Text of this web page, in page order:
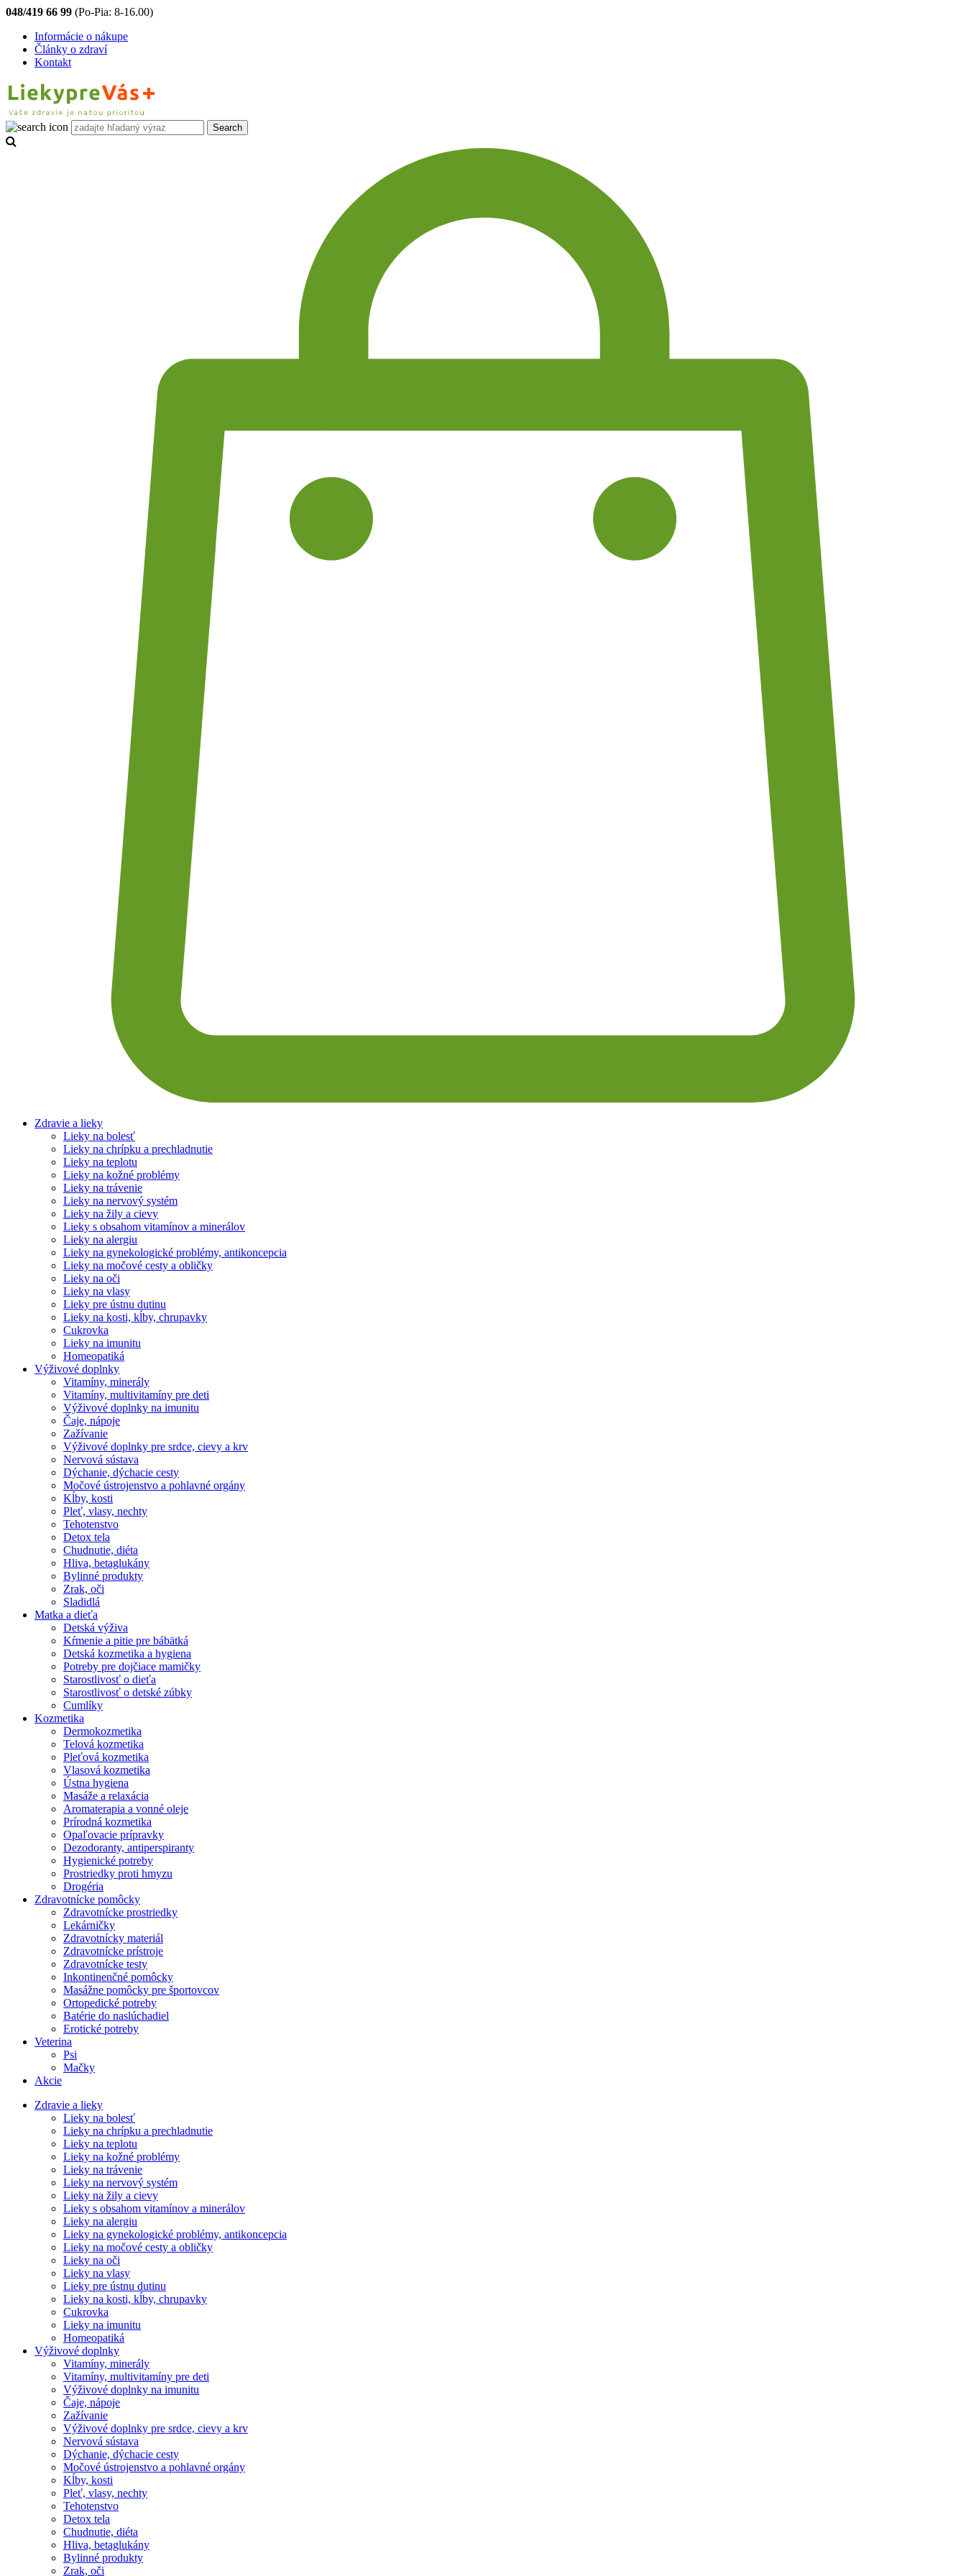
048/419 66 99 (Po-Pia: 8-16.00)
Informácie o nákupe
Články o zdraví
Kontakt
Zdravie a lieky
Lieky na bolesť
Lieky na chrípku a prechladnutie
Lieky na teplotu
Lieky na kožné problémy
Lieky na trávenie
Lieky na nervový systém
Lieky na žily a cievy
Lieky s obsahom vitamínov a minerálov
Lieky na alergiu
Lieky na gynekologické problémy, antikoncepcia
Lieky na močové cesty a obličky
Lieky na oči
Lieky na vlasy
Lieky pre ústnu dutinu
Lieky na kosti, kĺby, chrupavky
Cukrovka
Lieky na imunitu
Homeopatiká
Výživové doplnky
Vitamíny, minerály
Vitamíny, multivitamíny pre deti
Výživové doplnky na imunitu
Čaje, nápoje
Zažívanie
Výživové doplnky pre srdce, cievy a krv
Nervová sústava
Dýchanie, dýchacie cesty
Močové ústrojenstvo a pohlavné orgány
Kĺby, kosti
Pleť, vlasy, nechty
Tehotenstvo
Detox tela
Chudnutie, diéta
Hliva, betaglukány
Bylinné produkty
Zrak, oči
Sladidlá
Matka a dieťa
Detská výživa
Kŕmenie a pitie pre bábätká
Detská kozmetika a hygiena
Potreby pre dojčiace mamičky
Starostlivosť o dieťa
Starostlivosť o detské zúbky
Cumlíky
Kozmetika
Dermokozmetika
Telová kozmetika
Pleťová kozmetika
Vlasová kozmetika
Ústna hygiena
Masáže a relaxácia
Aromaterapia a vonné oleje
Prírodná kozmetika
Opaľovacie prípravky
Dezodoranty, antiperspiranty
Hygienické potreby
Prostriedky proti hmyzu
Drogéria
Zdravotnícke pomôcky
Zdravotnícke prostriedky
Lekárničky
Zdravotnícky materiál
Zdravotnícke prístroje
Zdravotnícke testy
Inkontinenčné pomôcky
Masážne pomôcky pre športovcov
Ortopedické potreby
Batérie do naslúchadiel
Erotické potreby
Veterina
Psi
Mačky
Akcie
Zdravie a lieky
Lieky na bolesť
Lieky na chrípku a prechladnutie
Lieky na teplotu
Lieky na kožné problémy
Lieky na trávenie
Lieky na nervový systém
Lieky na žily a cievy
Lieky s obsahom vitamínov a minerálov
Lieky na alergiu
Lieky na gynekologické problémy, antikoncepcia
Lieky na močové cesty a obličky
Lieky na oči
Lieky na vlasy
Lieky pre ústnu dutinu
Lieky na kosti, kĺby, chrupavky
Cukrovka
Lieky na imunitu
Homeopatiká
Výživové doplnky
Vitamíny, minerály
Vitamíny, multivitamíny pre deti
Výživové doplnky na imunitu
Čaje, nápoje
Zažívanie
Výživové doplnky pre srdce, cievy a krv
Nervová sústava
Dýchanie, dýchacie cesty
Močové ústrojenstvo a pohlavné orgány
Kĺby, kosti
Pleť, vlasy, nechty
Tehotenstvo
Detox tela
Chudnutie, diéta
Hliva, betaglukány
Bylinné produkty
Zrak, oči